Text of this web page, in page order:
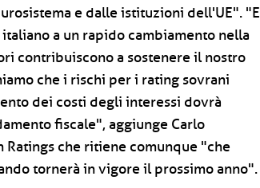
e dalle istituzioni dell'UE". "E
a un rapido cambiamento nella
contribuiscono a sostenere il nostro
che i rischi per i rating sovrani
dei costi degli interessi dovrà
fiscale", aggiunge Carlo
Ratings che ritiene comunque "che
tornerà in vigore il prossimo anno".